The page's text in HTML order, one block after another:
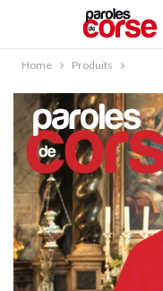
Home Produits